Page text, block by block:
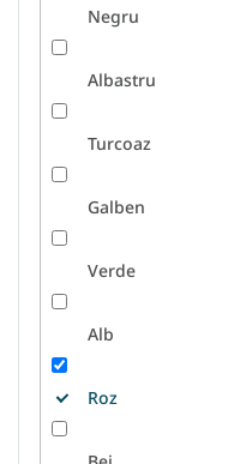
Negru
Albastru
Turcoaz
Galben
Verde
Alb
Roz